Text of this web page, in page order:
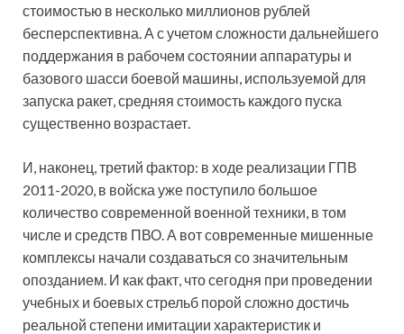
стоимостью в несколько миллионов рублей
бесперспективна. А с учетом сложности дальнейшего
поддержания в рабочем состоянии аппаратуры и
базового шасси боевой машины, используемой для
запуска ракет, средняя стоимость каждого пуска
существенно возрастает.
И, наконец, третий фактор: в ходе реализации ГПВ
2011-2020, в войска уже поступило большое
количество современной военной техники, в том
числе и средств ПВО. А вот современные мишенные
комплексы начали создаваться со значительным
опозданием. И как факт, что сегодня при проведении
учебных и боевых стрельб порой сложно достичь
реальной степени имитации характеристик и